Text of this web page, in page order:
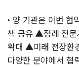
‣ 양 기관은 이번
책 공유 ▲정례 전
확대 ▲미래 전장환
다양한 분야에서 협